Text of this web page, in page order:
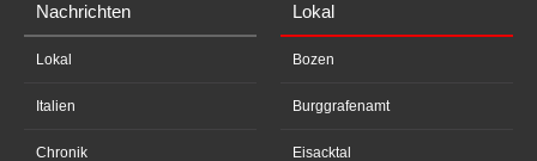
Nachrichten
Lokal
Italien
Chronik
Lokal
Bozen
Burggrafenamt
Eisacktal